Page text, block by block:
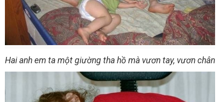
Hai anh em ta một giường tha hồ mà vươn tay, vươn chân